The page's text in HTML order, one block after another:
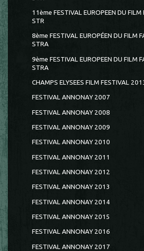
11ème FESTIVAL EUROPEEN DU
STR
8ème FESTIVAL EUROPÉEN DU FILM
STRA
9ème FESTIVAL EUROPEEN DU FILM
STRA
CHAMPS ELYSEES FILM FESTIVAL
FESTIVAL ANNONAY 2007
FESTIVAL ANNONAY 2008
FESTIVAL ANNONAY 2009
FESTIVAL ANNONAY 2010
FESTIVAL ANNONAY 2011
FESTIVAL ANNONAY 2012
FESTIVAL ANNONAY 2013
FESTIVAL ANNONAY 2014
FESTIVAL ANNONAY 2015
FESTIVAL ANNONAY 2016
FESTIVAL ANNONAY 2017